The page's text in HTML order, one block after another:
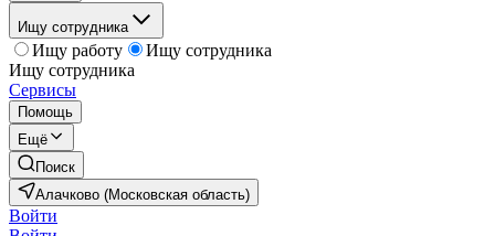
Ищу сотрудника
Ищу работу
Ищу сотрудника
Ищу сотрудника
Сервисы
Помощь
Ещё
Поиск
Алачково (Московская область)
Войти